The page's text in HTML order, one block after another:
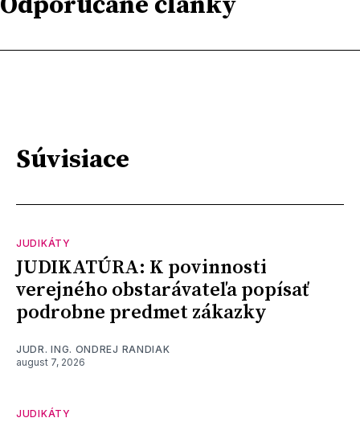
Súvisiace
JUDIKÁTY
JUDIKATÚRA: K povinnosti
verejného obstarávateľa popísať
podrobne predmet zákazky
JUDR. ING. ONDREJ RANDIAK
august 7, 2026
JUDIKÁTY